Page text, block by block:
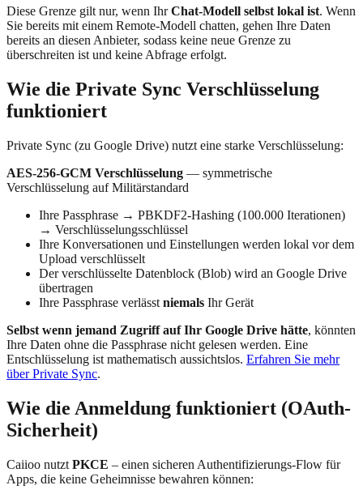
Diese Grenze gilt nur, wenn IhrChat-Modell selbst lokal ist. Wenn
Sie bereits mit einem Remote-Modell chatten, gehen Ihre Daten
bereits an diesen Anbieter, sodass keine neue Grenze zu
überschreiten ist und keine Abfrage erfolgt.
Wie die Private Sync Verschlüsselung
funktioniert
Private Sync (zu Google Drive) nutzt eine starke Verschlüsselung:
AES-256-GCM Verschlüsselung — symmetrische
Verschlüsselung auf Militärstandard
Ihre Passphrase → PBKDF2-Hashing (100.000 Iterationen)
→ Verschlüsselungsschlüssel
Ihre Konversationen und Einstellungen werden lokal vor dem
Upload verschlüsselt
Der verschlüsselte Datenblock (Blob) wird an Google Drive
übertragen
Ihre Passphrase verlässt niemals Ihr Gerät
Selbst wenn jemand Zugriff auf Ihr Google Drive hätte, könnten
Ihre Daten ohne die Passphrase nicht gelesen werden. Eine
Entschlüsselung ist mathematisch aussichtslos. Erfahren Sie mehr
über Private Sync.
Wie die Anmeldung funktioniert (OAuth-
Sicherheit)
Caiioo nutzt PKCE – einen sicheren Authentifizierungs-Flow für
Apps, die keine Geheimnisse bewahren können: